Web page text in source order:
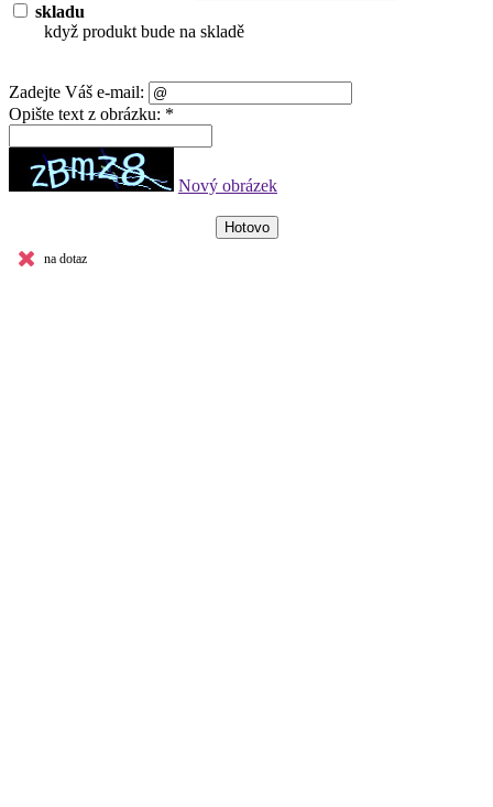
na dotaz
skladu
když produkt bude na skladě
Zadejte Váš e-mail:
Opište text z obrázku: *
Nový obrázek